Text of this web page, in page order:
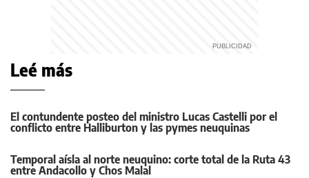
Leé más
El contundente posteo del ministro Lucas Castelli por el
conflicto entre Halliburton y las pymes neuquinas
Temporal aísla al norte neuquino: corte total de la Ruta 43
entre Andacollo y Chos Malal